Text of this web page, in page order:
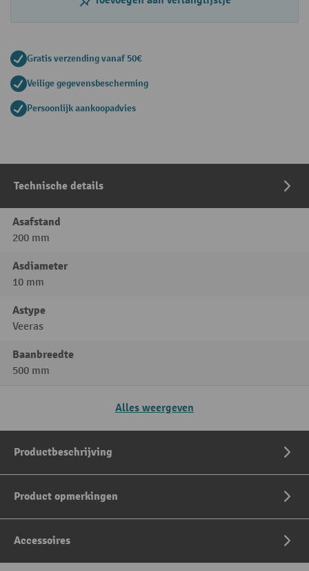
Gratis verzending vanaf 50€
Veilige gegevensbescherming
Persoonlijk aankoopadvies
Technische details
Asafstand
200 mm
Asdiameter
10 mm
Astype
Veeras
Baanbreedte
500 mm
Alles weergeven
Productbeschrijving
Product opmerkingen
Accessoires